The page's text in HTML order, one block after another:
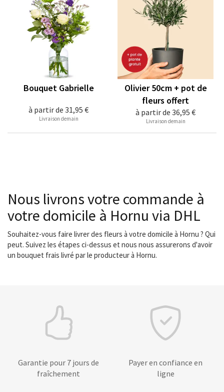
à partir de 31,95 €
Bouquet Gabrielle
Livraison demain
à partir de 36,95 €
Olivier 50cm + pot de
fleurs offert
Livraison demain
Nous livrons votre commande à
votre domicile à Hornu via DHL
Souhaitez-vous faire livrer des fleurs à votre domicile à Hornu ? Qui
peut. Suivez les étapes ci-dessus et nous nous assurerons d'avoir
un bouquet frais livré par le producteur à Hornu.
Garantie pour 7 jours de
fraîchement
Payer en confiance en
ligne